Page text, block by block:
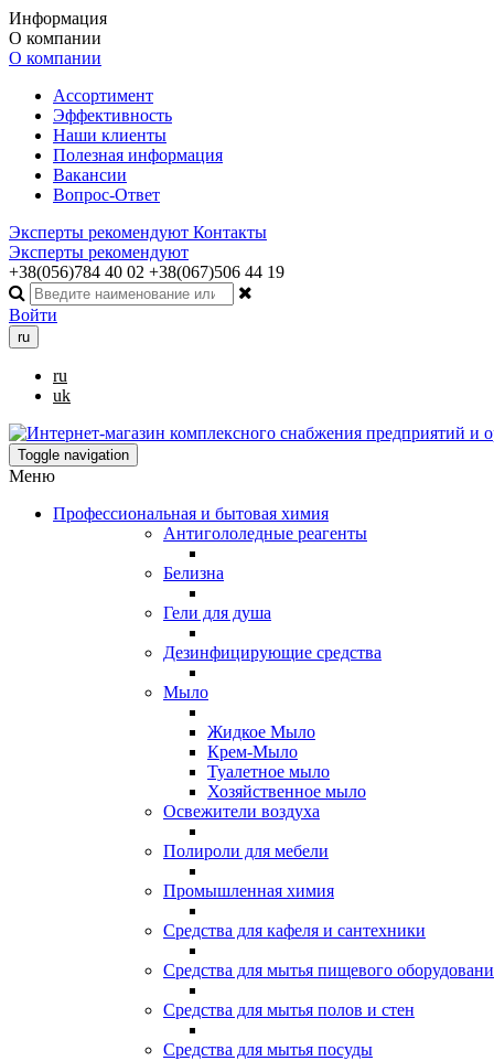
Информация
О компании
О компании
Ассортимент
Эффективность
Наши клиенты
Полезная информация
Вакансии
Вопрос-Ответ
Эксперты рекомендуют Контакты
Эксперты рекомендуют
+38(056)784 40 02 +38(067)506 44 19
Войти
ru
ru
uk
Toggle navigation
Меню
Профессиональная и бытовая химия
Антигололедные реагенты
Белизна
Гели для душа
Дезинфицирующие средства
Мыло
Жидкое Мыло
Крем-Мыло
Туалетное мыло
Хозяйственное мыло
Освежители воздуха
Полироли для мебели
Промышленная химия
Средства для кафеля и сантехники
Средства для мытья пищевого
Средства для мытья полов и стен
Средства для мытья посуды